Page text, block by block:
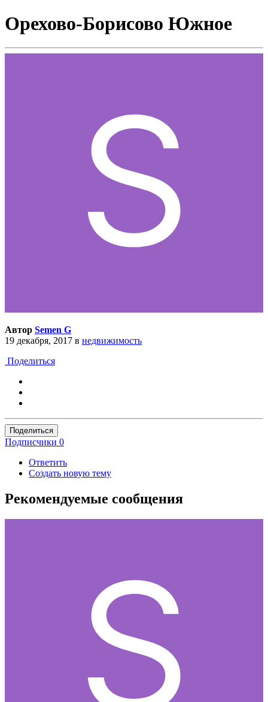
Орехово-Борисово Южное
Автор Semen G
19 декабря, 2017 в недвижимость
Поделиться
Поделиться
Подписчики 0
Ответить
Создать новую тему
Рекомендуемые сообщения